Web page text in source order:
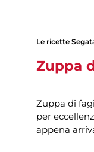
Le ricette
Zuppa
Zuppa di
per
appena